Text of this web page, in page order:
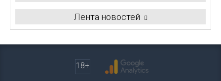
Лента новостей
18+